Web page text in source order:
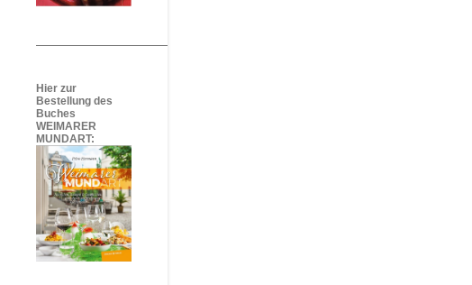
Hier zur
Bestellung des
Buches
WEIMARER
MUNDART: